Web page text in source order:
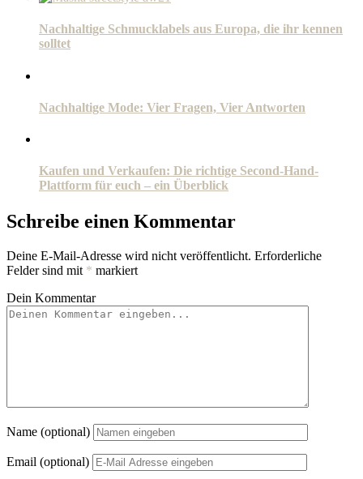
Nachhaltige Schmucklabels aus Europa, die ihr kennen
solltet
Nachhaltige Mode: Vier Fragen, Vier Antworten
Kaufen und Verkaufen: Die richtige Second-Hand-
Plattform für euch – ein Überblick
Schreibe einen Kommentar
Deine E-Mail-Adresse wird nicht veröffentlicht. Erforderliche
Felder sind mit * markiert
Dein Kommentar
Name (optional)
Email (optional)